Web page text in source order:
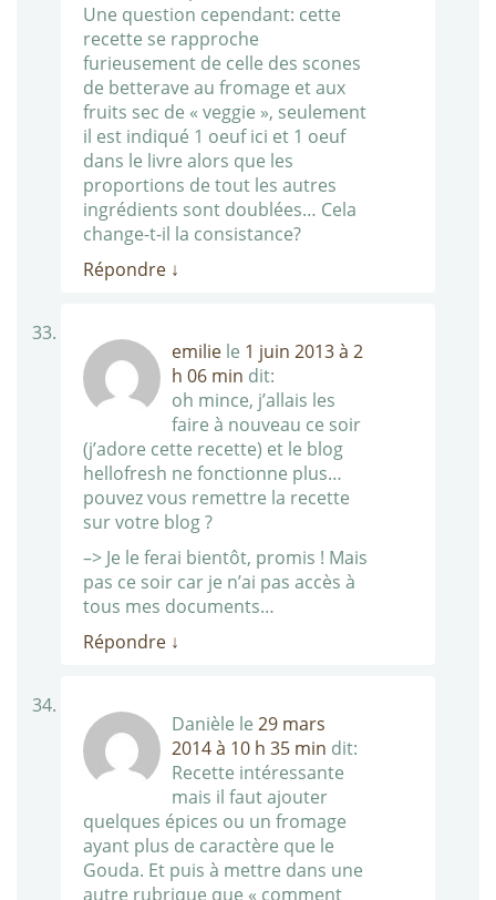
Une question cependant: cette
recette se rapproche
furieusement de celle des scones
de betterave au fromage et aux
fruits sec de « veggie », seulement
il est indiqué 1 oeuf ici et 1 oeuf
dans le livre alors que les
proportions de tout les autres
ingrédients sont doublées… Cela
change-t-il la consistance?
Répondre ↓
emilie le 1 juin 2013 à 2
h 06 min dit:
oh mince, j’allais les
faire à nouveau ce soir
(j’adore cette recette) et le blog
hellofresh ne fonctionne plus…
pouvez vous remettre la recette
sur votre blog ?
–> Je le ferai bientôt, promis ! Mais
pas ce soir car je n’ai pas accès à
tous mes documents…
Répondre ↓
Danièle le 29 mars
2014 à 10 h 35 min dit:
Recette intéressante
mais il faut ajouter
quelques épices ou un fromage
ayant plus de caractère que le
Gouda. Et puis à mettre dans une
autre rubrique que « comment